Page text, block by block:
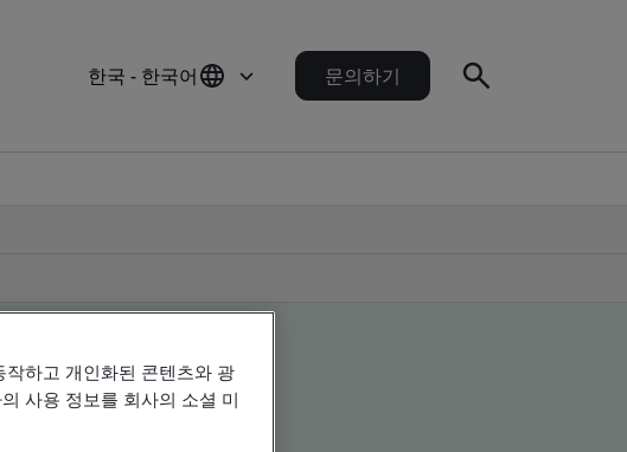
한국 - 한국어 문의하기
하고 개인화된 콘텐츠와 광
사용 정보를 회사의 소셜 미